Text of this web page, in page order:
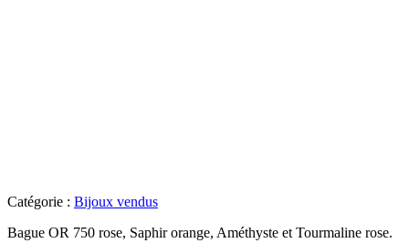
Catégorie : Bijoux vendus
Bague OR 750 rose, Saphir orange, Améthyste et Tourmaline rose.